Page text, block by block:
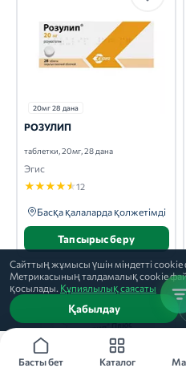
Сайттың жұмысы үшін міндетті
Метрикасының талдамалық cookie
қосылады. Құпиялылық саясаты
Қабылдау
20мг 28 дана
РОЗУЛИП
таблетки, 20мг, 28 дана
Эгис
★★★★★12
Басқа қалаларда қолжетімді
Тапсырыс беру
Басты бет Каталог